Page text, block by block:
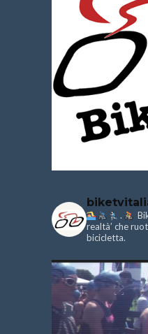
.
realtà’ che
bicicletta.